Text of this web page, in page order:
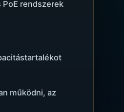
rendszerek
működni, az